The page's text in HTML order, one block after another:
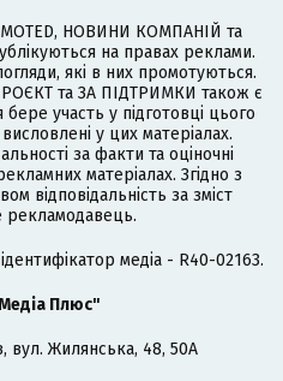
НОВИНИ КОМПАНІЙ та
на правах реклами.
які в них промотуються.
та ЗА ПІДТРИМКИ також є
участь у підготовці цього
у цих матеріалах.
за факти та оціночні
матеріалах. Згідно з
відповідальність за зміст
рекламодавець.
медіа - R40-02163.
Плюс"
вул. Жилянська, 48, 50А